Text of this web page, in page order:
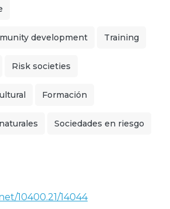
development Training
Risk societies
Formación
Sociedades en riesgo
10400.21/14044